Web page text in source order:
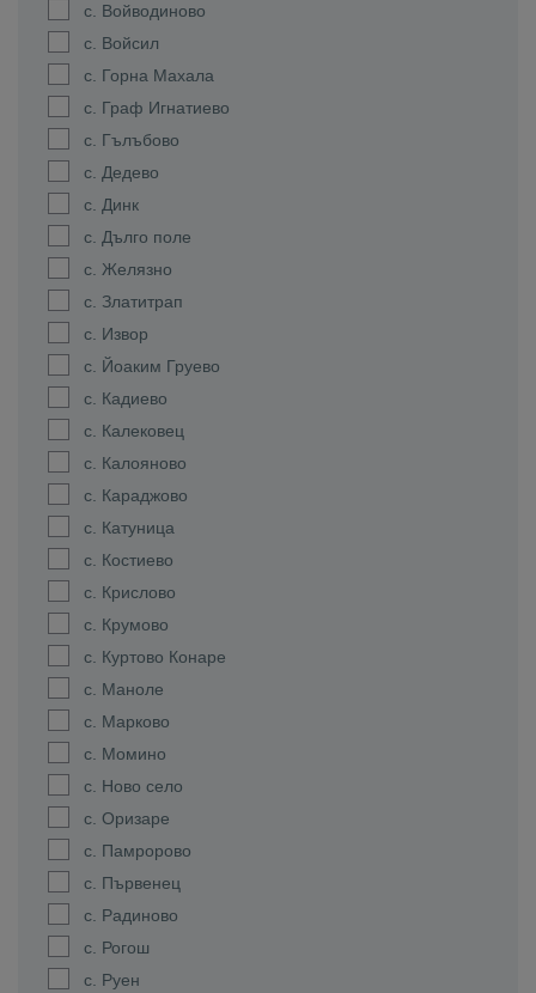
с. Войводиново
с. Войсил
с. Горна Махала
с. Граф Игнатиево
с. Гълъбово
с. Дедево
с. Динк
с. Дълго поле
с. Желязно
с. Златитрап
с. Извор
с. Йоаким Груево
с. Кадиево
с. Калековец
с. Калояново
с. Караджово
с. Катуница
с. Костиево
с. Крислово
с. Крумово
с. Куртово Конаре
с. Маноле
с. Марково
с. Момино
с. Ново село
с. Оризаре
с. Памророво
с. Първенец
с. Радиново
с. Рогош
с. Руен